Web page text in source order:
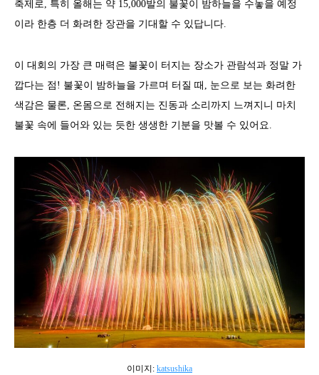
축제로, 특히 올해는 약 15,000발의 불꽃이 밤하늘을 수놓을 예정
이라 한층 더 화려한 장관을 기대할 수 있답니다.
이 대회의 가장 큰 매력은 불꽃이 터지는 장소가 관람석과 정말 가
깝다는 점! 불꽃이 밤하늘을 가르며 터질 때, 눈으로 보는 화려한
색감은 물론, 온몸으로 전해지는 진동과 소리까지 느껴지니 마치
불꽃 속에 들어와 있는 듯한 생생한 기분을 맛볼 수 있어요.
이미지: katsushika